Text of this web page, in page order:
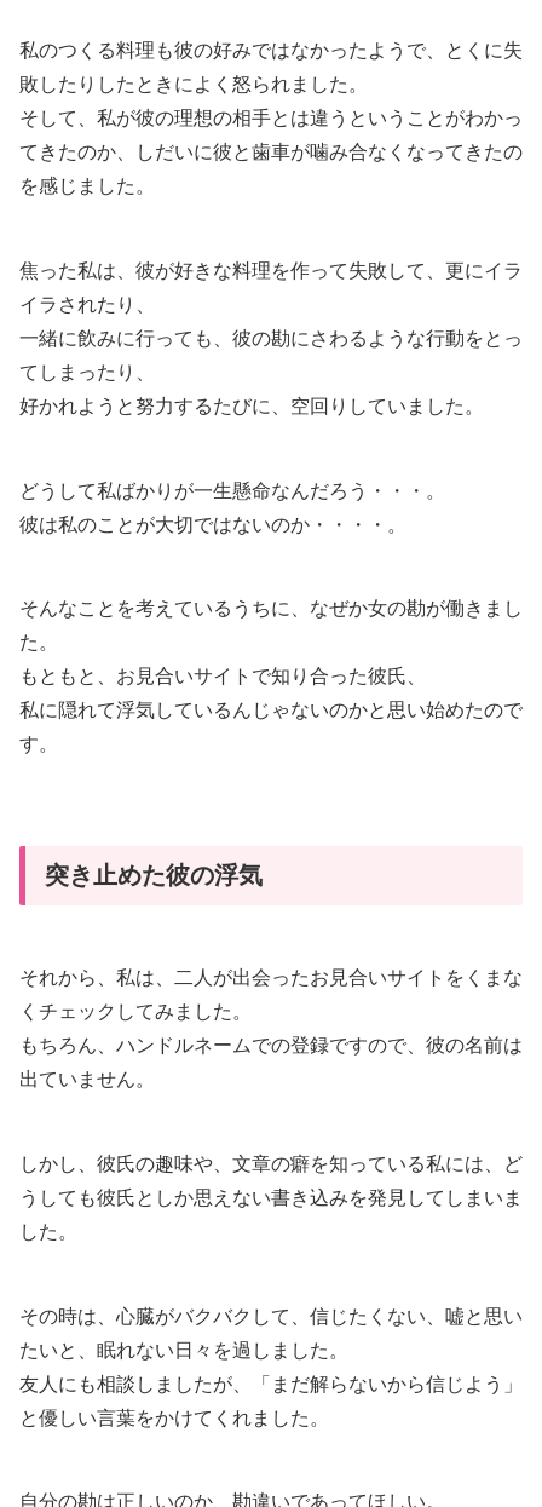
私のつくる料理も彼の好みではなかったようで、とくに失
敗したりしたときによく怒られました。
そして、私が彼の理想の相手とは違うということがわかっ
てきたのか、しだいに彼と歯車が噛み合なくなってきたの
を感じました。
焦った私は、彼が好きな料理を作って失敗して、更にイラ
イラされたり、
一緒に飲みに行っても、彼の勘にさわるような行動をとっ
てしまったり、
好かれようと努力するたびに、空回りしていました。
どうして私ばかりが一生懸命なんだろう・・・。
彼は私のことが大切ではないのか・・・・。
そんなことを考えているうちに、なぜか女の勘が働きまし
た。
もともと、お見合いサイトで知り合った彼氏、
私に隠れて浮気しているんじゃないのかと思い始めたので
す。
突き止めた彼の浮気
それから、私は、二人が出会ったお見合いサイトをくまな
くチェックしてみました。
もちろん、ハンドルネームでの登録ですので、彼の名前は
出ていません。
しかし、彼氏の趣味や、文章の癖を知っている私には、ど
うしても彼氏としか思えない書き込みを発見してしまいま
した。
その時は、心臓がバクバクして、信じたくない、嘘と思い
たいと、眠れない日々を過しました。
友人にも相談しましたが、「まだ解らないから信じよう」
と優しい言葉をかけてくれました。
自分の勘は正しいのか、勘違いであってほしい。